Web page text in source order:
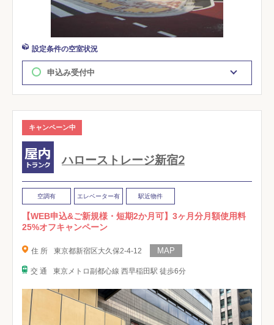
設定条件の空室状況
申込み受付中
キャンペーン中
ハローストレージ新宿2
空調有 エレベーター有 駅近物件
【WEB申込&ご新規様・短期2か月可】3ヶ月分月額使用料
25%オフキャンペーン
住 所 東京都新宿区大久保2-4-12
交 通 東京メトロ副都心線 西早稲田駅 徒歩6分